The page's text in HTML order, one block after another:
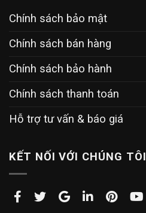
Chính sách bảo mật
Chính sách bán hàng
Chính sách bảo hành
Chính sách thanh toán
Hỗ trợ tư vấn & báo giá
KẾT NỐI VỚI CHÚNG TÔI